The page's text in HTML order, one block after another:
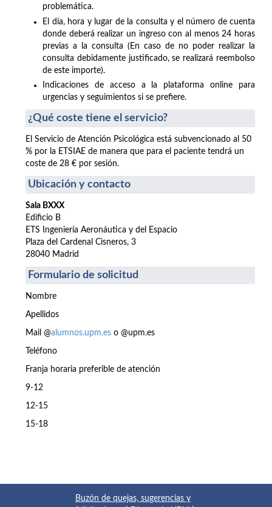
problemática.
El día, hora y lugar de la consulta y el número de cuenta
donde deberá realizar un ingreso con al menos 24 horas
previas a la consulta (En caso de no poder realizar la
consulta debidamente justificado, se realizará reembolso
de este importe).
Indicaciones de acceso a la plataforma online para
urgencias y seguimientos si se prefiere.
¿Qué coste tiene el servicio?
El Servicio de Atención Psicológica está subvencionado al 50
% por la ETSIAE de manera que para el paciente tendrá un
coste de 28 € por sesión.
Ubicación y contacto
Sala BXXX
Edificio B
ETS Ingeniería Aeronáutica y del Espacio
Plaza del Cardenal Cisneros, 3
28040 Madrid
Formulario de solicitud
Nombre
Apellidos
Mail @alumnos.upm.es o @upm.es
Teléfono
Franja horaria preferible de atención
9-12
12-15
15-18
Buzón de quejas, sugerencias y